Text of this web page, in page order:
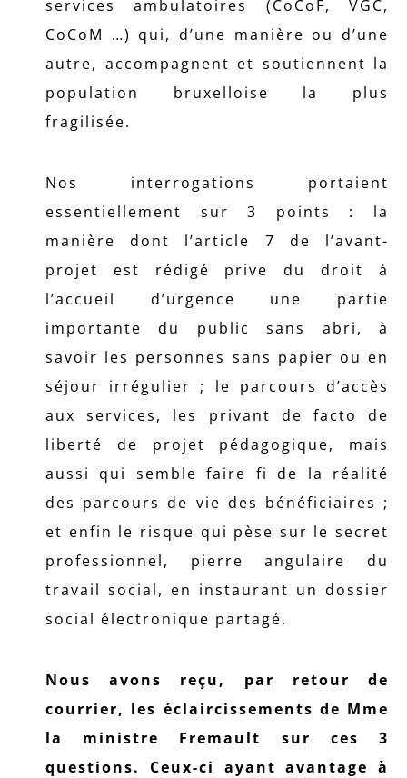
services ambulatoires (CoCoF, VGC,
CoCoM …) qui, d’une manière ou d’une
autre, accompagnent et soutiennent la
population bruxelloise la plus
fragilisée.
Nos interrogations portaient
essentiellement sur 3 points : la
manière dont l’article 7 de l’avant-
projet est rédigé prive du droit à
l’accueil d’urgence une partie
importante du public sans abri, à
savoir les personnes sans papier ou en
séjour irrégulier ; le parcours d’accès
aux services, les privant de facto de
liberté de projet pédagogique, mais
aussi qui semble faire fi de la réalité
des parcours de vie des bénéficiaires ;
et enfin le risque qui pèse sur le secret
professionnel, pierre angulaire du
travail social, en instaurant un dossier
social électronique partagé.
Nous avons reçu, par retour de
courrier, les éclaircissements de Mme
la ministre Fremault sur ces 3
questions. Ceux-ci ayant avantage à